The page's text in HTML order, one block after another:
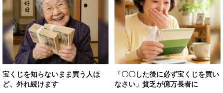
宝くじを知らないまま買う人ほ
ど、外れ続けます
「〇〇した後に必ず宝くじを買い
なさい」貧乏が億万長者に